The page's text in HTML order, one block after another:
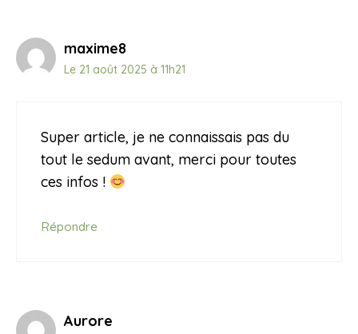
maxime8
Le 21 août 2025 à 11h21
Super article, je ne connaissais pas du
tout le sedum avant, merci pour toutes
ces infos !
Répondre
Aurore